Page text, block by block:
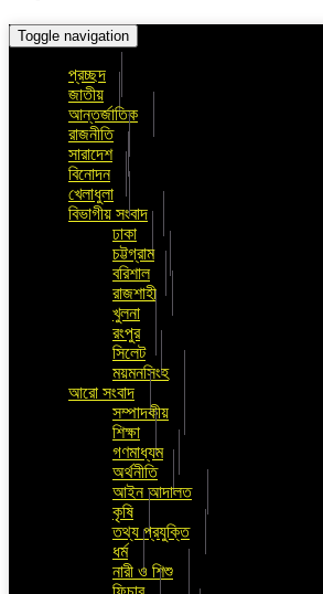
Toggle navigation
প্রচ্ছদ
জাতীয়
আন্তর্জাতিক
রাজনীতি
সারাদেশ
বিনোদন
খেলাধুলা
বিভাগীয় সংবাদ
ঢাকা
চট্টগ্রাম
বরিশাল
রাজশাহী
খুলনা
রংপুর
সিলেট
ময়মনসিংহ
আরো সংবাদ
সম্পাদকীয়
শিক্ষা
গণমাধ্যম
অর্থনীতি
আইন আদালত
কৃষি
তথ্য প্রযুক্তি
ধর্ম
নারী ও শিশু